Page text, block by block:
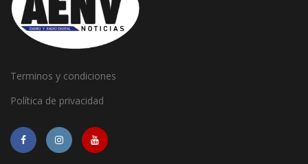
Terminos y condiciones
Política de privacidad